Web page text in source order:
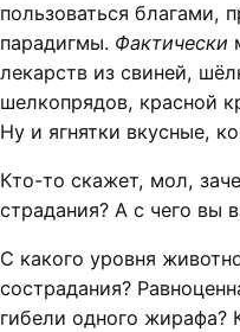
пользоваться благами,
парадигмы. Фактически
лекарств из свиней,
шелкопрядов, красной
Ну и ягнятки вкусные,
Кто-то скажет, мол,
страдания? А с чего вы
С какого уровня
сострадания?
гибели одного жирафа?